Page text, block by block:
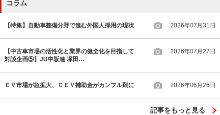
コラム
【特集】自動車整備分野で進む外国人採用の現状 2026年07月31日
【中古車市場の活性化と業界の健全化を目指して
対談企画⑤】JU中販連 塚田…
2026年07月27日
ＥＶ市場が急拡大、ＣＥＶ補助金がカンフル剤に 2026年06月26日
記事をもっと見る